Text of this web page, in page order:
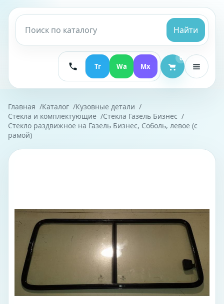
Найти
Тг Wa Mx
0
Главная Каталог
Кузовные детали
Стекла и комплектующие
Стекла Газель Бизнес
Стекло раздвижное на Газель Бизнес, Соболь, левое (с
рамой)